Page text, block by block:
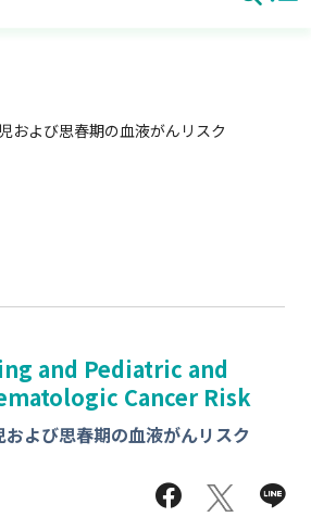
および思春期の血液がんリスク
and Pediatric and
Cancer Risk
よび思春期の血液がんリスク